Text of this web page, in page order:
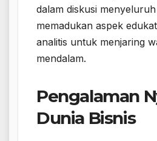
dalam diskusi
memadukan aspek
analitis untuk menjaring
mendalam.
Pengalaman
Dunia Bisnis